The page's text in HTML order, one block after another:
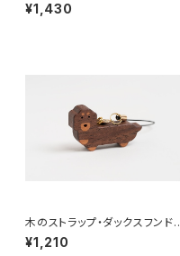
¥1,430
木のストラップ・ダックスフンド・
ブラックタン
¥1,210